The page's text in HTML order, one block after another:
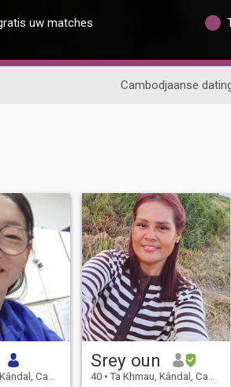
uw matches
Cambodjaanse
Cambodja
Srey oun
40 • Ta Khmau, Kândal, Cambodja